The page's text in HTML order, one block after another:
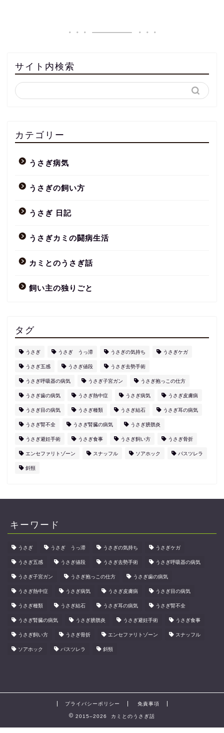
サイト内検索
カテゴリー
うさぎ病気
うさぎの飼い方
うさぎ 日記
うさぎカミの闘病生活
カミとのうさぎ話
飼い主の独りごと
タグ
うさぎ うさぎ うっ滞 うさぎの気持ち うさぎケガ
うさぎ五感 うさぎ値段 うさぎ去勢手術
うさぎ呼吸器の病気 うさぎ子宮ガン うさぎ抱っこの仕方
うさぎ歯の病気 うさぎ熱中症 うさぎ病気 うさぎ皮膚病
うさぎ目の病気 うさぎ種類 うさぎ結石 うさぎ耳の病気
うさぎ腎不全 うさぎ腎臓の病気 うさぎ膀胱炎
うさぎ避妊手術 うさぎ食事 うさぎ飼い方 うさぎ骨折
エンセファリトゾーン スナッフル ソアホック パスツレラ
斜頸
キーワード
うさぎ うさぎ うっ滞 うさぎの気持ち うさぎケガ
うさぎ五感 うさぎ値段 うさぎ去勢手術 うさぎ呼吸器の病気
うさぎ子宮ガン うさぎ抱っこの仕方 うさぎ歯の病気
うさぎ熱中症 うさぎ病気 うさぎ皮膚病 うさぎ目の病気
うさぎ種類 うさぎ結石 うさぎ耳の病気 うさぎ腎不全
うさぎ腎臓の病気 うさぎ膀胱炎 うさぎ避妊手術 うさぎ食事
うさぎ飼い方 うさぎ骨折 エンセファリトゾーン スナッフル
ソアホック パスツレラ 斜頸
プライバシーポリシー 免責事項
2015–2026 カミとのうさぎ話